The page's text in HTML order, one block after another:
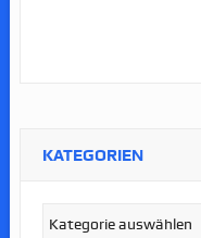
KATEGORIEN